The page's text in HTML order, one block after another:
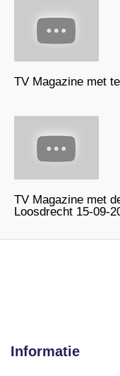
TV Magazine met
TV Magazine met
Loosdrecht 15-09-
Informatie